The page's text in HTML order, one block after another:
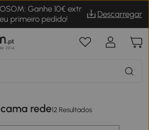
Ganhe 10€ extr
primeiro pedido!
Descarregar
cama rede12 Resultados